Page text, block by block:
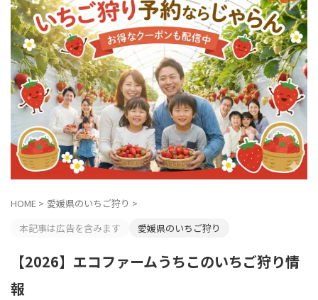
HOME > 愛媛県のいちご狩り >
本記事は広告を含みます
愛媛県のいちご狩り
【2026】エコファームうちこのいちご狩り情
報